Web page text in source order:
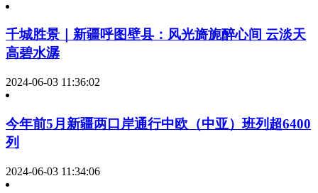
千城胜景｜新疆呼图壁县：风光旖旎醉心间 云淡天
高碧水潺
2024-06-03 11:36:02
今年前5月新疆两口岸通行中欧（中亚）班列超6400
列
2024-06-03 11:34:06